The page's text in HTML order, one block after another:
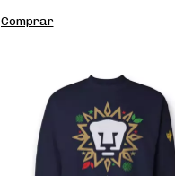
Comprar